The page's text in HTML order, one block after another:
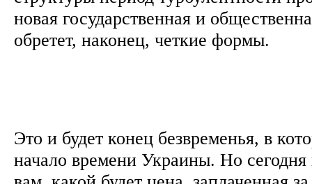
новая государственная и
обретет, наконец, четкие формы.
Это и будет конец безвременья, в
начало времени Украины. Но сегодня